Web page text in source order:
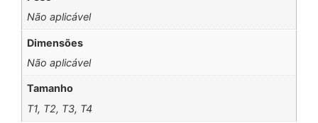
Não aplicável
Dimensões
Não aplicável
Tamanho
T1, T2, T3, T4